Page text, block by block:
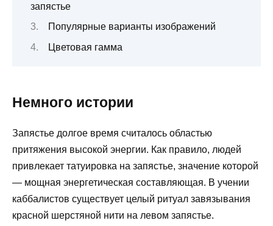
запястье
Популярные варианты изображений
Цветовая гамма
Немного истории
Запястье долгое время считалось областью
притяжения высокой энергии. Как правило, людей
привлекает татуировка на запястье, значение которой
— мощная энергетическая составляющая. В учении
каббалистов существует целый ритуал завязывания
красной шерстяной нити на левом запястье.